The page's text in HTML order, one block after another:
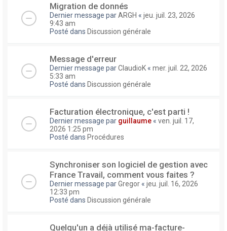
Migration de donnés
Dernier message parARGH « jeu. juil. 23, 2026
9:43 am
Posté dans Discussion générale
Message d'erreur
Dernier message parClaudioK « mer. juil. 22, 2026
5:33 am
Posté dans Discussion générale
Facturation électronique, c'est parti !
Dernier message par guillaume « ven. juil. 17,
2026 1:25 pm
Posté dans Procédures
Synchroniser son logiciel de gestion avec
France Travail, comment vous faites ?
Dernier message parGregor « jeu. juil. 16, 2026
12:33 pm
Posté dans Discussion générale
Quelqu'un a déjà utilisé ma-facture-